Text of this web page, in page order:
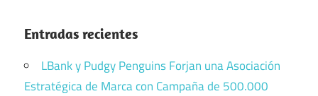
Entradas recientes
LBank y Pudgy Penguins Forjan una Asociación
Estratégica de Marca con Campaña de 500.000